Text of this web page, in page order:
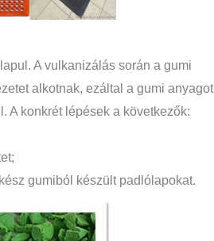
A vulkanizálás során a gumi
alkotnak, ezáltal a gumi anyagot
A konkrét lépések a következők:
gumiból készült padlólapokat.